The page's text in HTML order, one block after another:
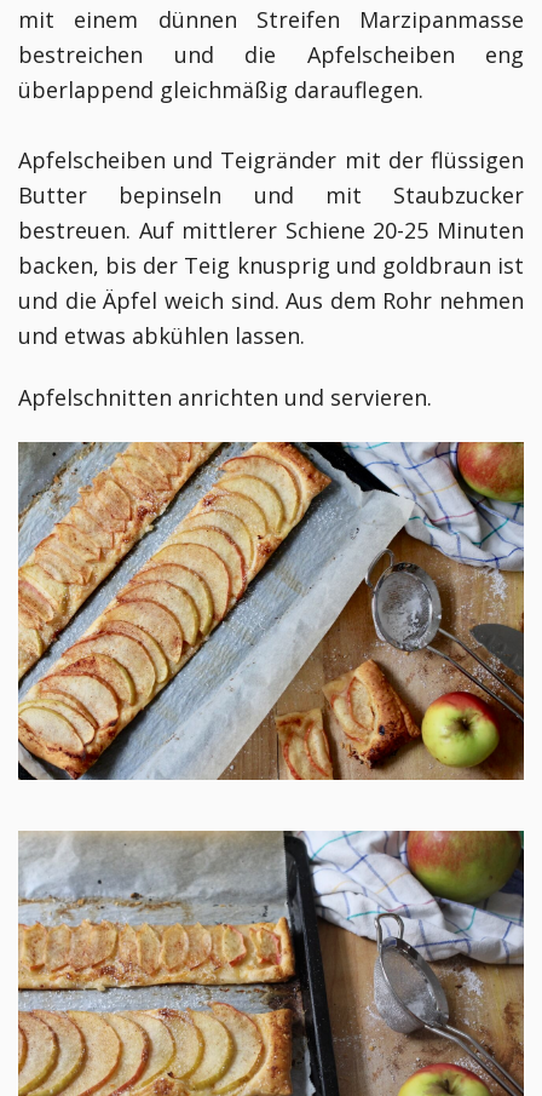
mit einem dünnen Streifen Marzipanmasse
bestreichen und die Apfelscheiben eng
überlappend gleichmäßig darauflegen.
Apfelscheiben und Teigränder mit der flüssigen
Butter bepinseln und mit Staubzucker
bestreuen. Auf mittlerer Schiene 20-25 Minuten
backen, bis der Teig knusprig und goldbraun ist
und die Äpfel weich sind. Aus dem Rohr nehmen
und etwas abkühlen lassen.
Apfelschnitten anrichten und servieren.